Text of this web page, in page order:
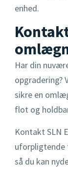
enhed.
Har din
opgradering?
sikre en
flot og
Kontakt SLN
uforpligtende
så du kan